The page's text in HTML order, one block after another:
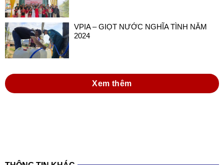
VPIA – GIỌT NƯỚC NGHĨA TÌNH NĂM
2024
Xem thêm